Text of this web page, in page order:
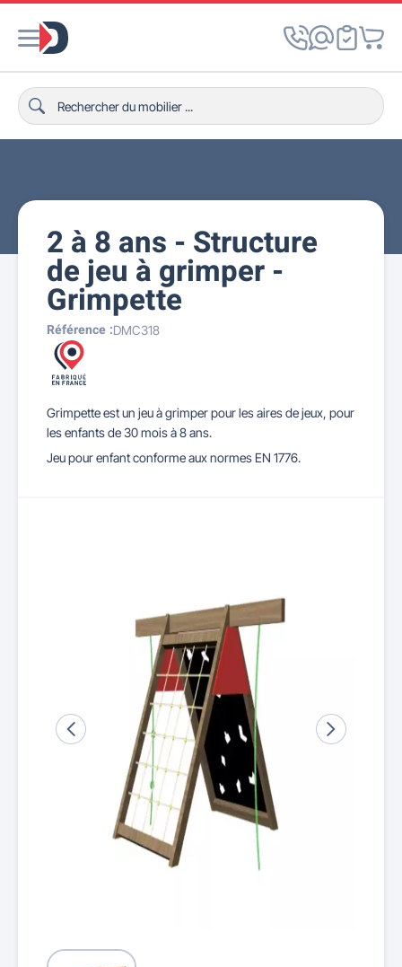
2 à 8 ans - Structure
de jeu à grimper -
Grimpette
Référence :DMC318
Grimpette est un jeu à grimper pour les aires de jeux, pour
les enfants de 30 mois à 8 ans.
Jeu pour enfant conforme aux normes EN 1776.